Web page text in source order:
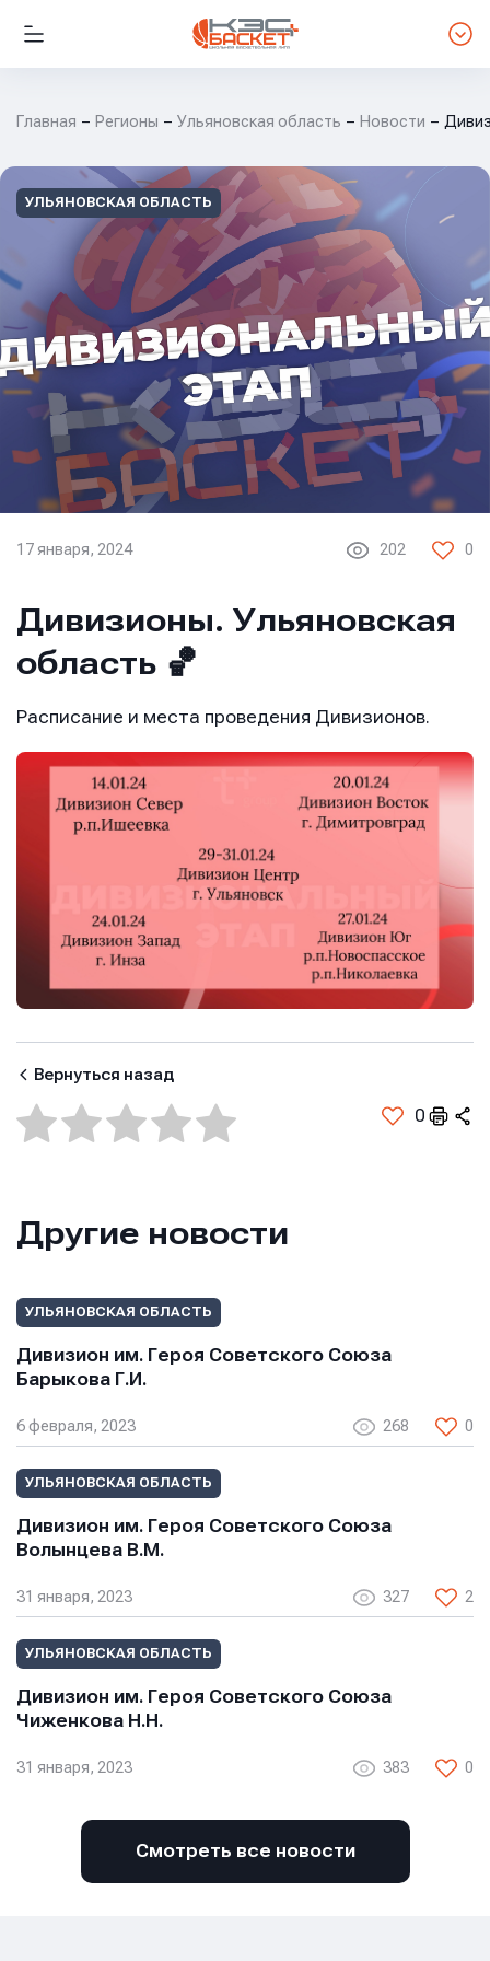
Главная Регионы Ульяновская область Новости
УЛЬЯНОВСКАЯ ОБЛАСТЬ
17 января, 2024 202 0
Дивизионы. Ульяновская
область 🏀
Расписание и места проведения Дивизионов.
Вернуться назад
0
Другие новости
УЛЬЯНОВСКАЯ ОБЛАСТЬ
Дивизион им. Героя Советского Союза
Барыкова Г.И.
6 февраля, 2023 268 0
УЛЬЯНОВСКАЯ ОБЛАСТЬ
Дивизион им. Героя Советского Союза
Волынцева В.М.
31 января, 2023 327 2
УЛЬЯНОВСКАЯ ОБЛАСТЬ
Дивизион им. Героя Советского Союза
Чиженкова Н.Н.
31 января, 2023 383 0
Смотреть все новости
Имя
E-mail
Телефон
Сообщение
Имя
E-mail
Телефон
Сообщение
Имя
E-mail
Сообщение